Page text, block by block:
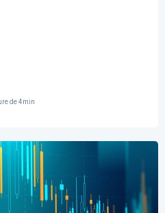
de 4min